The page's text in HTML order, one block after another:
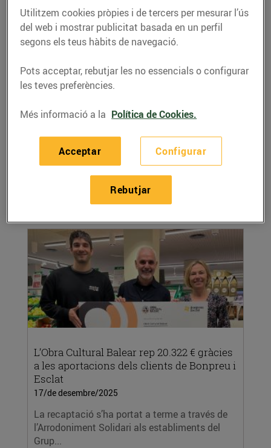
aportacions dels clients de Bonpreu i
09/de gener/2026
• La recaptació s’ha portat a terme a través de
l’Arrodoniment Solidari als establiments del
L’Obra Cultural Balear rep 20.322 € gràcies
a les aportacions dels clients de Bonpreu i
Esclat
17/de desembre/2025
La recaptació s’ha portat a terme a través de
l’Arrodoniment Solidari als establiments del
Grup...
Utilitzem cookies pròpies i de tercers per mesurar l’ús
del web i mostrar publicitat basada en un perfil
segons els teus hàbits de navegació.
Pots acceptar, rebutjar les no essencials o configurar
les teves preferències.
Més informació a la Política de Cookies.
Configurar
Rebutjar
Acceptar